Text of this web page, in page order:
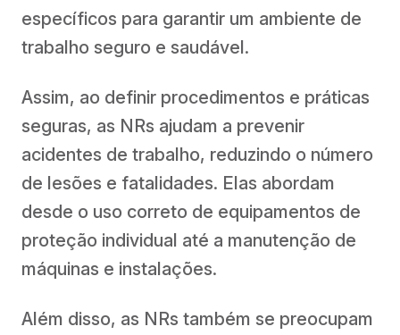
específicos para garantir um ambiente de
trabalho seguro e saudável.
Assim, ao definir procedimentos e práticas
seguras, as NRs ajudam a prevenir
acidentes de trabalho, reduzindo o número
de lesões e fatalidades. Elas abordam
desde o uso correto de equipamentos de
proteção individual até a manutenção de
máquinas e instalações.
Além disso, as NRs também se preocupam